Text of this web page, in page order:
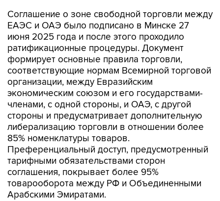
Соглашение о зоне свободной торговли между
ЕАЭС и ОАЭ было подписано в Минске 27
июня 2025 года и после этого проходило
ратификационные процедуры. Документ
формирует основные правила торговли,
соответствующие нормам Всемирной торговой
организации, между Евразийским
экономическим союзом и его государствами-
членами, с одной стороны, и ОАЭ, с другой
стороны и предусматривает дополнительную
либерализацию торговли в отношении более
85% номенклатуры товаров.
Преференциальный доступ, предусмотренный
тарифными обязательствами сторон
соглашения, покрывает более 95%
товарооборота между РФ и Объединенными
Арабскими Эмиратами.